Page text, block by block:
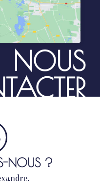
NOUS
NOUS ?